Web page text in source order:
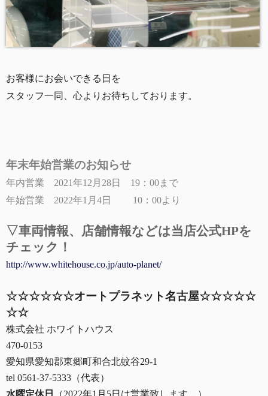
お客様にお会いできる日を
スタッフ一同、心よりお待ちしております。
年末年始営業のお知らせ
年内営業 2021年12月28日 19：00まで
年始営業 2022年1月4日 10：00より
▽車両情報、 店舗情報などは当店公式HPを
チェック！
http://www.whitehouse.co.jp/auto-planet/
☆☆☆☆☆☆オートプラネット名古屋☆☆☆☆☆
☆☆
株式会社 ホワイトハウス
470-0153
愛知県愛知郡東郷町和合北蚊谷29-1
tel 0561-37-5333（代表）